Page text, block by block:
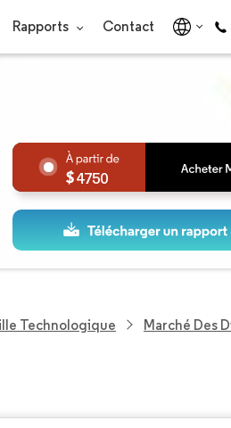
Rapports Contact
4750
Technologique Marché Des